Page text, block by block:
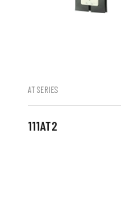
AT SERIES
111AT2